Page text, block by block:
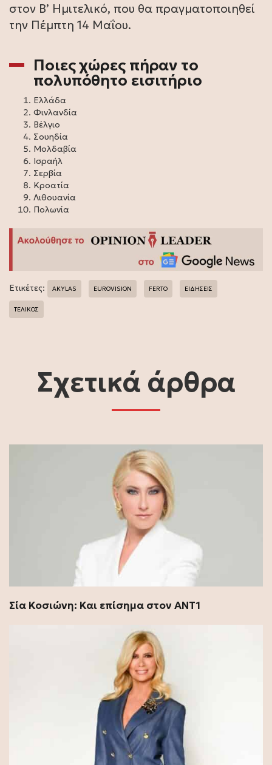
στον Β’ Ημιτελικό, που θα πραγματοποιηθεί
την Πέμπτη 14 Μαΐου.
Ποιες χώρες πήραν το
πολυπόθητο εισιτήριο
Ελλάδα
Φινλανδία
Βέλγιο
Σουηδία
Μολδαβία
Ισραήλ
Σερβία
Κροατία
Λιθουανία
Πολωνία
Ετικέτες: AKYLAS EUROVISION FERTO ΕΙΔΗΣΕΙΣ
ΤΕΛΙΚΟΣ
Σχετικά άρθρα
Σία Κοσιώνη: Και επίσημα στον ΑΝΤ1